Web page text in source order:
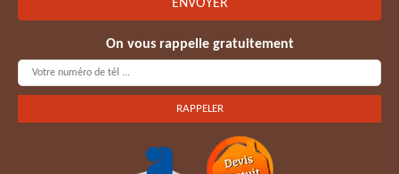
On vous rappelle gratuitement